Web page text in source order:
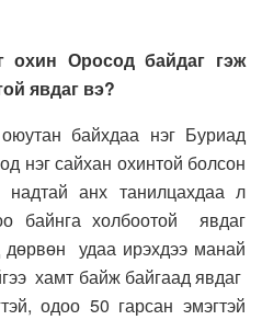
Оросод байдаг гэж
явдаг вэ?
байхдаа нэг Буриад
нэг сайхан охинтой болсон
анх танилцахдаа л
байнга холбоотой явдаг
удаа ирэхдээ манай
хамт байж байгаад явдаг
одоо 50 гарсан эмэгтэй